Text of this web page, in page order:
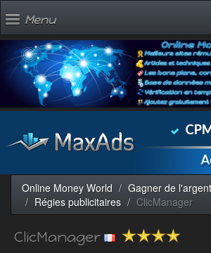
Menu
Online Money World
Gagner de
Régies publicitaires
ClicManager
ClicManager